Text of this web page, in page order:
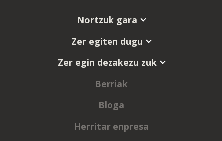
Nortzuk gara
Zer egiten dugu
Zer egin dezakezu zuk
Berriak
Bloga
Herritar enpresa